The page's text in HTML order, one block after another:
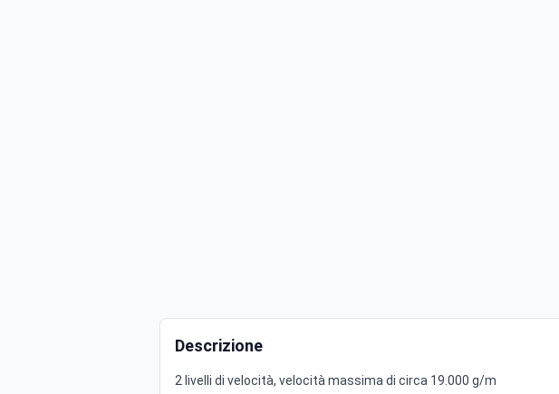
Descrizione
2 livelli di velocità, velocità massima di circa 19.000 g/m